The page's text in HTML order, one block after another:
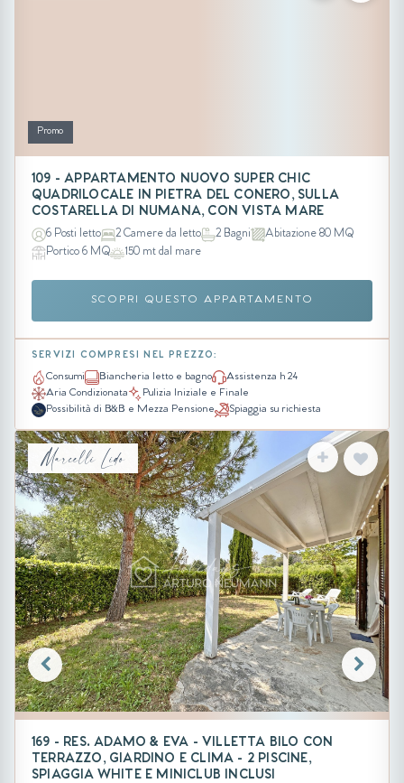
Promo
109 - APPARTAMENTO NUOVO SUPER CHIC
QUADRILOCALE IN PIETRA DEL CONERO, SULLA
COSTARELLA DI NUMANA, CON VISTA MARE
6 Posti letto 2 Camere da letto 2 Bagni
Abitazione 80 MQ
Portico 6 MQ
150 mt dal mare
SCOPRI QUESTO APPARTAMENTO
SERVIZI COMPRESI NEL PREZZO:
Consumi Biancheria letto e bagno
Assistenza h 24
Aria Condizionata
Pulizia Iniziale e Finale
Possibilità di B&B e Mezza Pensione
Spiaggia su richiesta
Marcelli Lido
169 - RES. ADAMO & EVA - VILLETTA BILO CON
TERRAZZO, GIARDINO E CLIMA - 2 PISCINE,
SPIAGGIA WHITE E MINICLUB INCLUSI